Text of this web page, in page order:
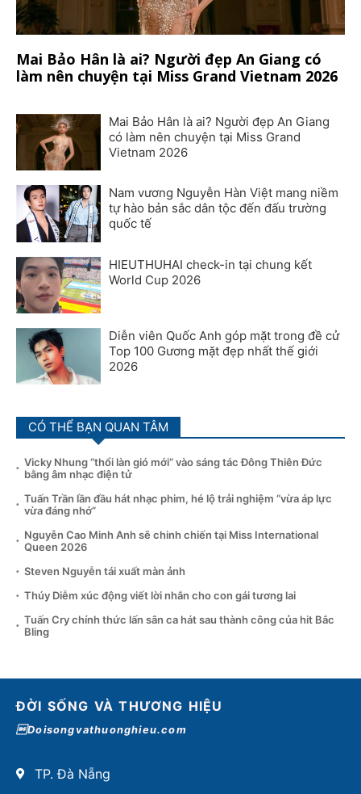
Mai Bảo Hân là ai? Người đẹp An Giang có
làm nên chuyện tại Miss Grand Vietnam 2026
Mai Bảo Hân là ai? Người đẹp An Giang
có làm nên chuyện tại Miss Grand
Vietnam 2026
Nam vương Nguyễn Hàn Việt mang niềm
tự hào bản sắc dân tộc đến đấu trường
quốc tế
HIEUTHUHAI check-in tại chung kết
World Cup 2026
Diễn viên Quốc Anh góp mặt trong đề cử
Top 100 Gương mặt đẹp nhất thế giới
2026
CÓ THỂ BẠN QUAN TÂM
Vicky Nhung “thổi làn gió mới” vào sáng tác Đông Thiên Đức
bằng âm nhạc điện tử
Tuấn Trần lần đầu hát nhạc phim, hé lộ trải nghiệm “vừa áp lực
vừa đáng nhớ”
Nguyễn Cao Minh Anh sẽ chinh chiến tại Miss International
Queen 2026
Steven Nguyễn tái xuất màn ảnh
Thúy Diễm xúc động viết lời nhắn cho con gái tương lai
Tuấn Cry chính thức lấn sân ca hát sau thành công của hit Bắc
Bling
ĐỜI SỐNG VÀ THƯƠNG HIỆU
Doisongvathuonghieu.com
TP. Đà Nẵng